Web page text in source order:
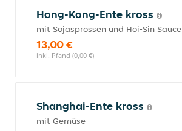
Hong-Kong-Ente kross
mit Sojasprossen und Hoi-Sin Sauce
13,00 €
inkl. Pfand (0,00 €)
Shanghai-Ente kross
mit Gemüse